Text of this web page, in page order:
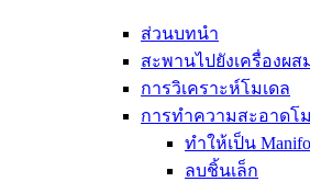
ส่วนบทนำ
สะพานไปยังเครื่องผส
การวิเคราะห์โมเดล
การทำความสะอาดโ
ทำให้เป็น
ลบชิ้นเล็ก